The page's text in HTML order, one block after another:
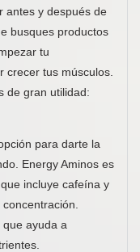
antes y después de
busques productos
tu
crecer tus músculos.
de gran utilidad:
para darte la
Energy Aminos es
incluye cafeína y
ayuda a